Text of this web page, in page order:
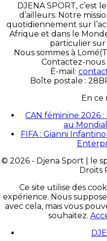
DJENA SPORT, c’est
d’ailleurs. Notre
quotidiennement sur
Afrique et dans le
particulier sur
Nous sommes à
Contactez-nous
É-mail:
Boîte postale :
En ce
CAN féminine 2026
au
FIFA : Gianni
© 2026 - Djena Sport | le
Droits
Ce site utilise des
expérience. Nous
avec cela, mais vous
souhaitez.